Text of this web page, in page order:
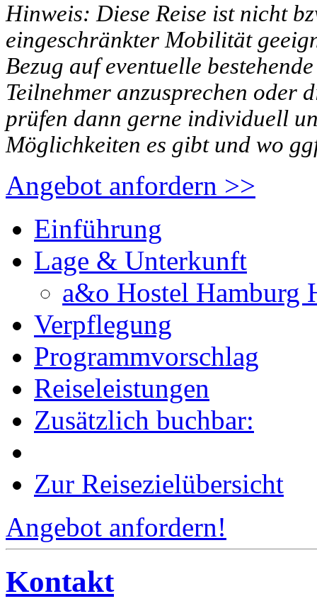
Hinweis: Diese Reise ist nicht
eingeschränkter Mobilität
Bezug auf eventuelle
Teilnehmer anzusprechen oder
prüfen dann gerne individuell
Möglichkeiten es gibt und wo
Angebot anfordern >>
Einführung
Lage & Unterkunft
a&o Hostel Hamburg
Verpflegung
Programmvorschlag
Reiseleistungen
Zusätzlich buchbar:
Zur Reisezielübersicht
Angebot anfordern!
Kontakt